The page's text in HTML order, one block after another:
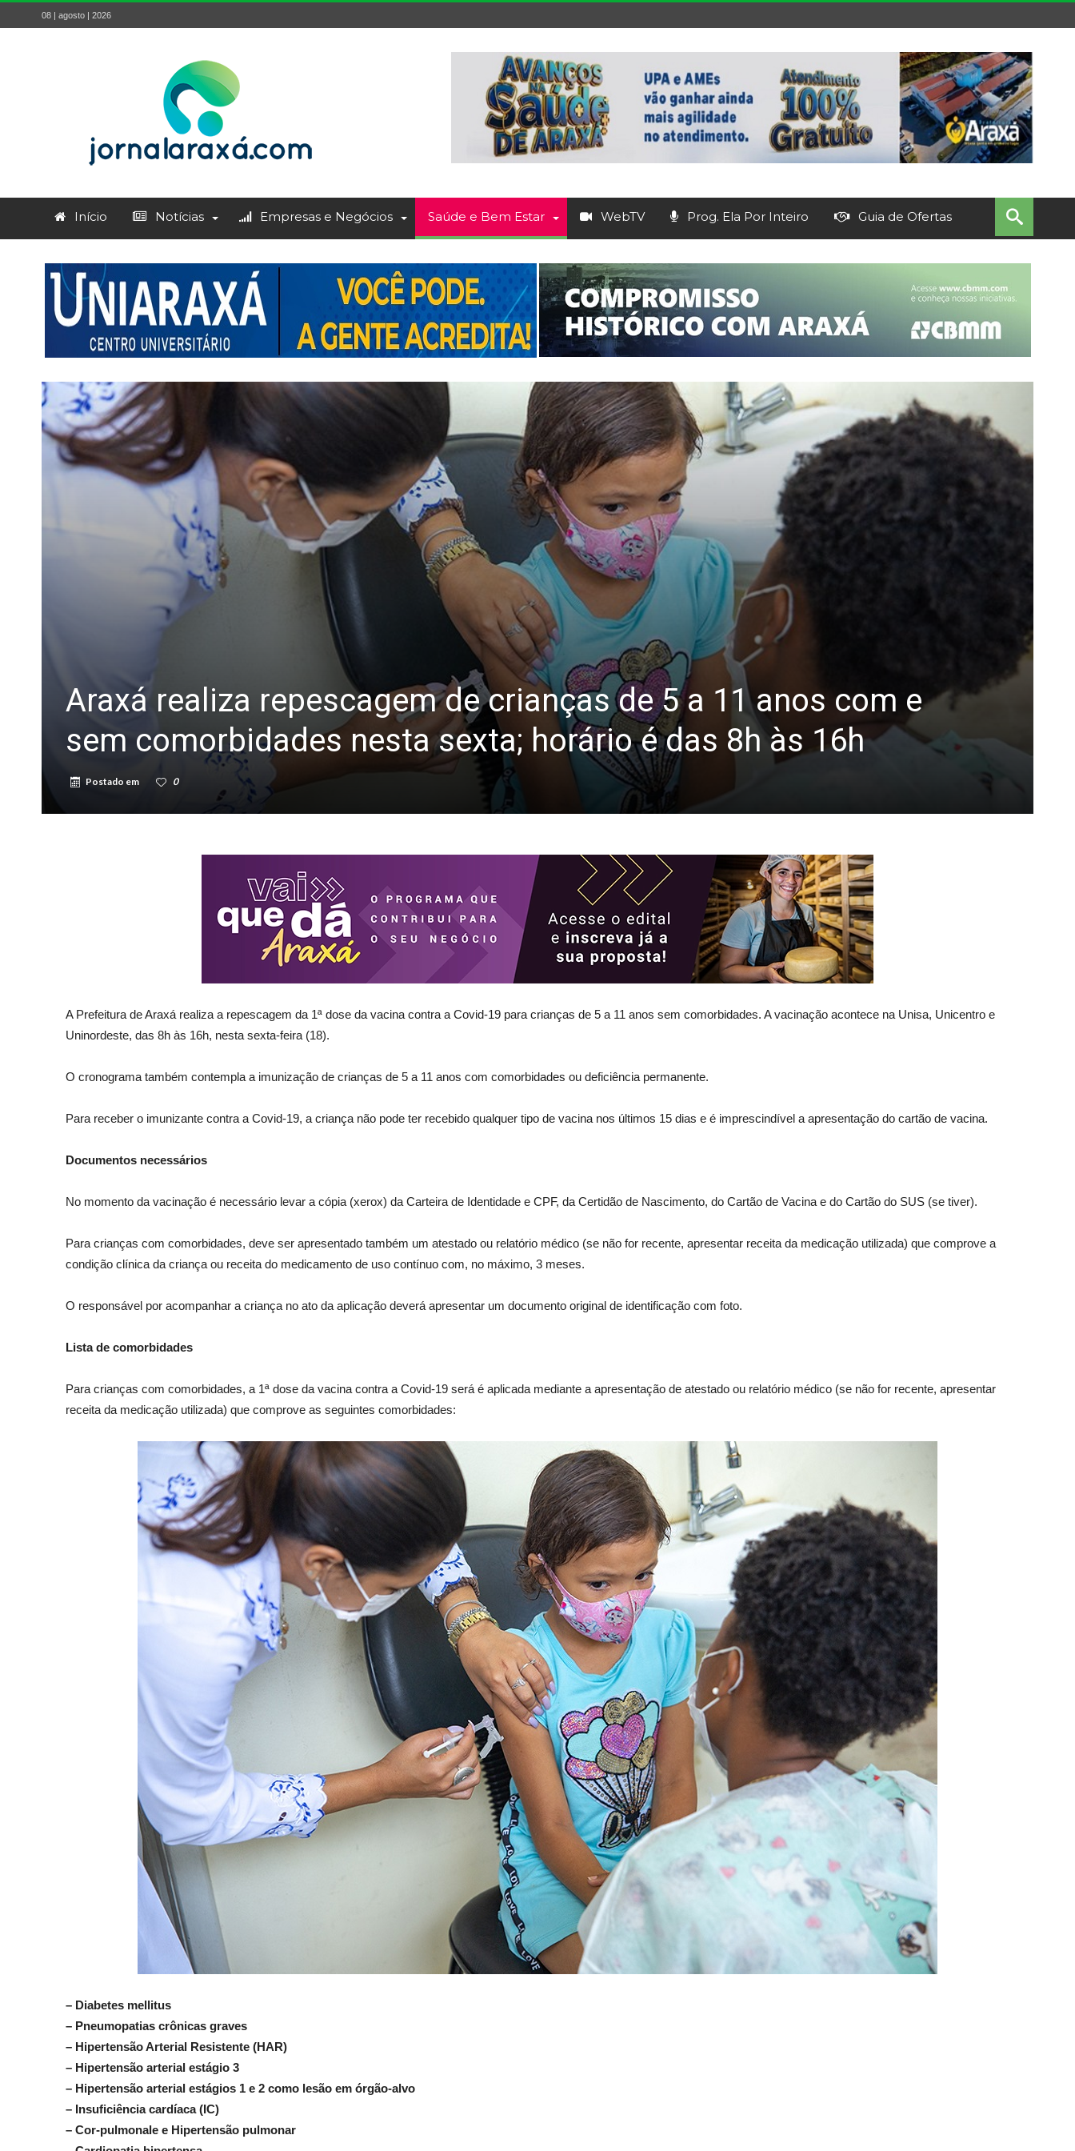
08 | agosto | 2026
Início Notícias Empresas e Negócios Saúde e Bem Estar WebTV Prog. Ela Por Inteiro Guia de Ofertas
Araxá realiza repescagem de crianças de 5 a 11 anos com e
sem comorbidades nesta sexta; horário é das 8h às 16h
Postado em 0
A Prefeitura de Araxá realiza a repescagem da 1ª dose da vacina contra a Covid-19 para crianças de 5 a 11 anos sem comorbidades. A vacinação acontece na Unisa, Unicentro e
Uninordeste, das 8h às 16h, nesta sexta-feira (18).
O cronograma também contempla a imunização de crianças de 5 a 11 anos com comorbidades ou deficiência permanente.
Para receber o imunizante contra a Covid-19, a criança não pode ter recebido qualquer tipo de vacina nos últimos 15 dias e é imprescindível a apresentação do cartão de vacina.
Documentos necessários
No momento da vacinação é necessário levar a cópia (xerox) da Carteira de Identidade e CPF, da Certidão de Nascimento, do Cartão de Vacina e do Cartão do SUS (se tiver).
Para crianças com comorbidades, deve ser apresentado também um atestado ou relatório médico (se não for recente, apresentar receita da medicação utilizada) que comprove a
condição clínica da criança ou receita do medicamento de uso contínuo com, no máximo, 3 meses.
O responsável por acompanhar a criança no ato da aplicação deverá apresentar um documento original de identificação com foto.
Lista de comorbidades
Para crianças com comorbidades, a 1ª dose da vacina contra a Covid-19 será é aplicada mediante a apresentação de atestado ou relatório médico (se não for recente, apresentar
receita da medicação utilizada) que comprove as seguintes comorbidades:
– Diabetes mellitus
– Pneumopatias crônicas graves
– Hipertensão Arterial Resistente (HAR)
– Hipertensão arterial estágio 3
– Hipertensão arterial estágios 1 e 2 como lesão em órgão-alvo
– Insuficiência cardíaca (IC)
– Cor-pulmonale e Hipertensão pulmonar